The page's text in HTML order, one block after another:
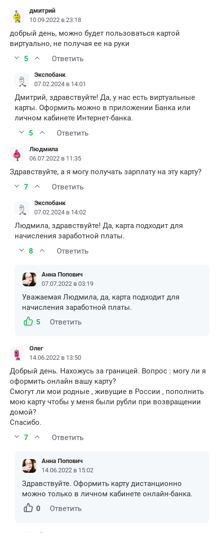
дмитрий
10.09.2022 в 23:18
добрый день, можно будет пользоваться картой
виртуально, не получая ее на руки
5
Ответить
Экспобанк
07.02.2024 в 14:01
Дмитрий, здравствуйте! Да, у нас есть виртуальные
карты. Оформить можно в приложении Банка или
личном кабинете Интернет-банка.
5
Ответить
Людмила
06.07.2022 в 11:35
Здравствуйте, а я могу получать зарплату на эту карту?
7
Ответить
Экспобанк
07.02.2024 в 14:02
Людмила, здравствуйте! Да, карта подходит для
начисления заработной платы.
8
Ответить
Анна Попович
07.07.2022 в 03:19
Уважаемая Людмила, да, карта подходит для
начисления заработной платы.
5
Ответить
Олег
14.06.2022 в 13:50
Добрый день. Нахожусь за границей. Вопрос : могу ли я
оформить онлайн вашу карту?
Смогут ли мои родные , живущие в России , пополнить
мою карту чтобы у меня были рубли при возвращении
домой?
Спасибо.
7
Ответить
Анна Попович
14.06.2022 в 15:02
Здравствуйте. Оформить карту дистанционно
можно только в личном кабинете онлайн-банка.
0
Ответить